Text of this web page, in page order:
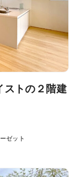
ストの２階建
ゼット